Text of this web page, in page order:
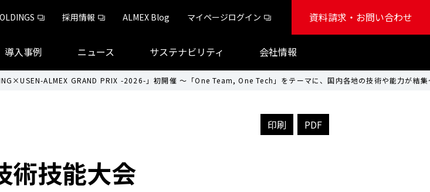
導入事例 ニュース サステナビリティ 会社情報
採用情報 ALMEX Blog マイページログイン 資料請求・お問い合わせ
ALMEX GRAND PRIX -2026-」初開催 ～「One Team, One Tech」をテーマに、国内各地の技術や能力が結集
印刷 PDF
術技能大会